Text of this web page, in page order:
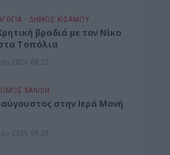
• ΔΉΜΟΣ ΚΙΣΆΜΟΥ
βραδιά με τον Νίκο
Τοπόλια
2026 08:25
ΧΑΝΊΩΝ
στην Ιερά Μονή
2026 08:20